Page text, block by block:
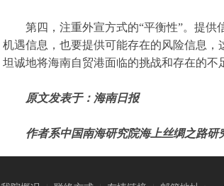
第四，注重外宣方式的“平衡性”。提
机遇信息，也要提供可能存在的风险信息
坦诚地将海南自贸港面临的挑战和存在的不
原文发表于：海南日报
作者系中国南海研究院海上丝绸之路